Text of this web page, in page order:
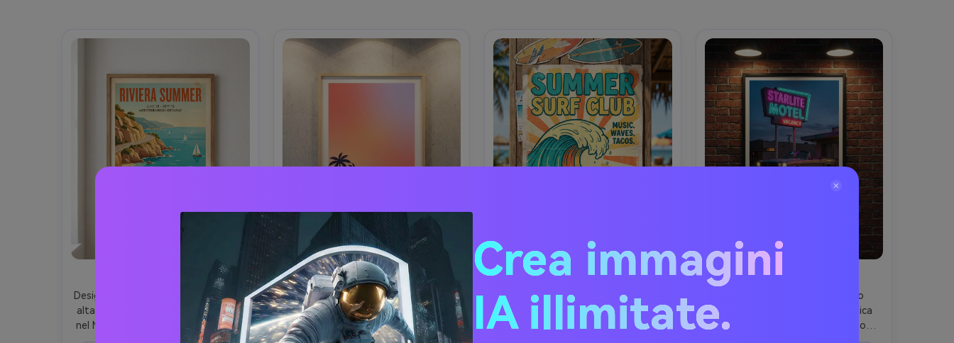
Fuga Retro sulla Riviera
Design per poster di viaggio retro di
alta qualità per una vacanza estiva
nel Mediterraneo, con una scogliera
assolata, mare turchese, ombrellone
Gradienti Spiaggia al Tramonto
Arte poster estivo minimalista
moderno con gradienti tramonto
lisci (corallo a lavanda), silhouette
semplici di palme e linea di onda
Locandina Surf Club
Design poster di viaggio estivo
ispirato al surf con grande onda
disegnata a mano, decalcomanie da
Neon Motel Road Trip
Design poster road trip estivo
cinematografico con auto classica
parcheggiata sotto insegna neon
motel al crepuscolo, bagliore
Crea immagini
IA illimitate.